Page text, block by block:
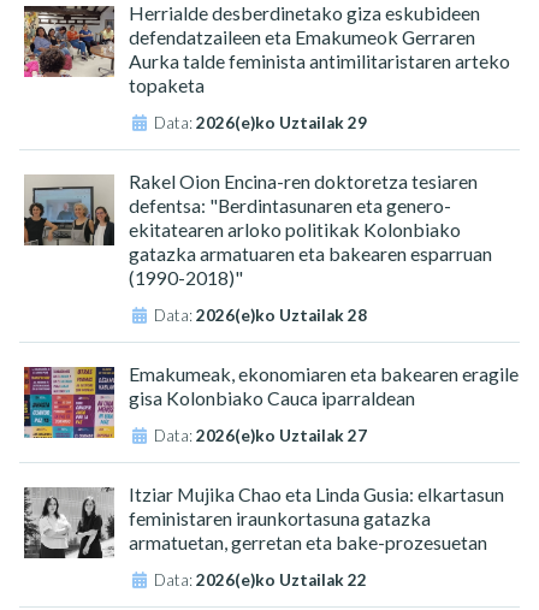
Herrialde desberdinetako giza eskubideen
defendatzaileen eta Emakumeok Gerraren
Aurka talde feminista antimilitaristaren arteko
topaketa
Data:2026(e)ko Uztailak 29
Rakel Oion Encina-ren doktoretza tesiaren
defentsa: "Berdintasunaren eta genero-
ekitatearen arloko politikak Kolonbiako
gatazka armatuaren eta bakearen esparruan
(1990-2018)"
Data:2026(e)ko Uztailak 28
Emakumeak, ekonomiaren eta bakearen eragile
gisa Kolonbiako Cauca iparraldean
Data:2026(e)ko Uztailak 27
Itziar Mujika Chao eta Linda Gusia: elkartasun
feministaren iraunkortasuna gatazka
armatuetan, gerretan eta bake-prozesuetan
Data:2026(e)ko Uztailak 22